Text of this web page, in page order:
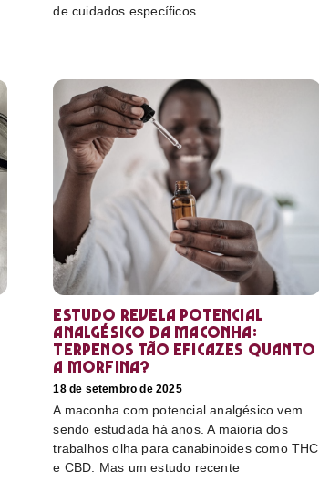
de cuidados específicos
Estudo revela potencial
analgésico da maconha:
terpenos tão eficazes quanto
a morfina?
18 de setembro de 2025
A maconha com potencial analgésico vem
sendo estudada há anos. A maioria dos
trabalhos olha para canabinoides como THC
e CBD. Mas um estudo recente